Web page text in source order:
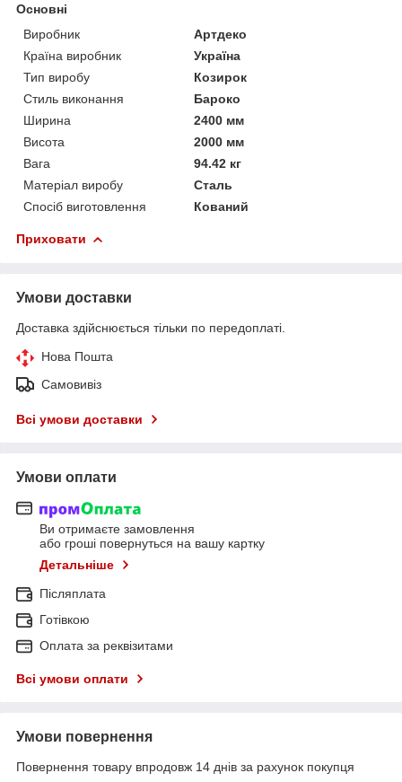
Основні
Виробник
Артдеко
Країна виробник
Україна
Тип виробу
Козирок
Стиль виконання
Бароко
Ширина
2400 мм
Висота
2000 мм
Вага
94.42 кг
Матеріал виробу
Сталь
Спосіб виготовлення
Кований
Приховати
Умови доставки
Доставка здійснюється тільки по передоплаті.
Нова Пошта
Самовивіз
Всі умови доставки
Умови оплати
Ви отримаєте замовлення
або гроші повернуться на вашу картку
Детальніше
Післяплата
Готівкою
Оплата за реквізитами
Всі умови оплати
Умови повернення
Повернення товару впродовж 14 днів за рахунок покупця